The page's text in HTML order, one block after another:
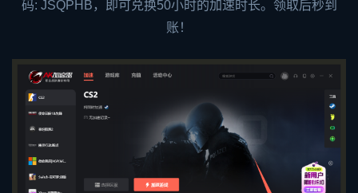
码: JSQPHB ，即可兑换50小时的加速时长。领取后秒到
账！